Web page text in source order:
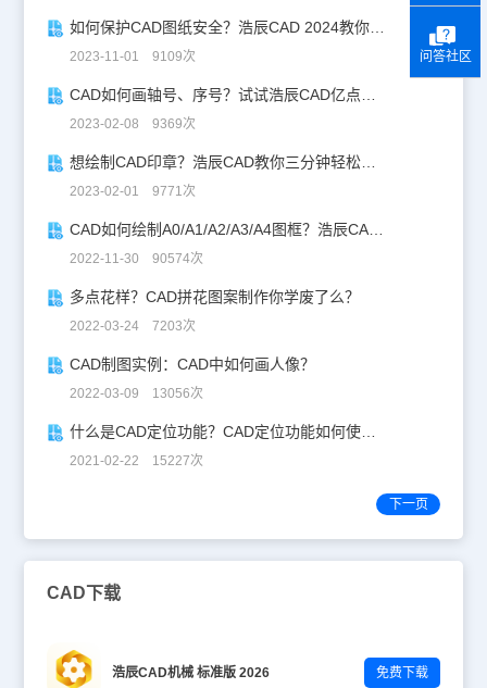
如何保护CAD图纸安全？浩辰CAD 2024教你拒做背锅侠
2023-11-01 9109次
CAD如何画轴号、序号？试试浩辰CAD亿点点实用技巧！
2023-02-08 9369次
想绘制CAD印章？浩辰CAD教你三分钟轻松搞定！
2023-02-01 9771次
CAD如何绘制A0/A1/A2/A3/A4图框？浩辰CAD教你定制化！
2022-11-30 90574次
多点花样？CAD拼花图案制作你学废了么？
2022-03-24 7203次
CAD制图实例：CAD中如何画人像？
2022-03-09 13056次
什么是CAD定位功能？CAD定位功能如何使用？
2021-02-22 15227次
下一页
CAD下载
浩辰CAD机械 标准版 2026 免费下载
问答社区